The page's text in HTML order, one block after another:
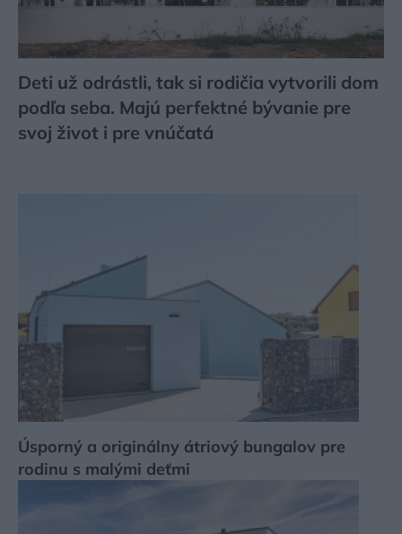
Deti už odrástli, tak si rodičia vytvorili dom
podľa seba. Majú perfektné bývanie pre
svoj život i pre vnúčatá
Úsporný a originálny átriový bungalov pre
rodinu s malými deťmi